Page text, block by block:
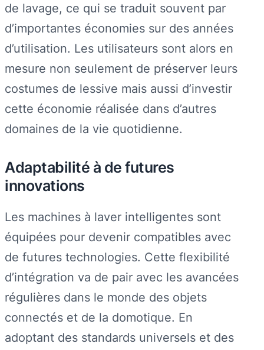
de lavage, ce qui se traduit souvent par
d’importantes économies sur des années
d’utilisation. Les utilisateurs sont alors en
mesure non seulement de préserver leurs
costumes de lessive mais aussi d’investir
cette économie réalisée dans d’autres
domaines de la vie quotidienne.
Adaptabilité à de futures
innovations
Les machines à laver intelligentes sont
équipées pour devenir compatibles avec
de futures technologies. Cette flexibilité
d’intégration va de pair avec les avancées
régulières dans le monde des objets
connectés et de la domotique. En
adoptant des standards universels et des